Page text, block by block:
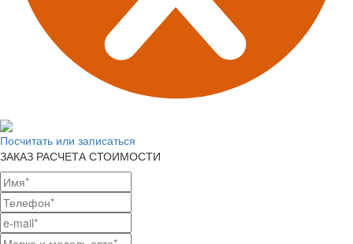
Посчитать или записаться
ЗАКАЗ РАСЧЕТА СТОИМОСТИ